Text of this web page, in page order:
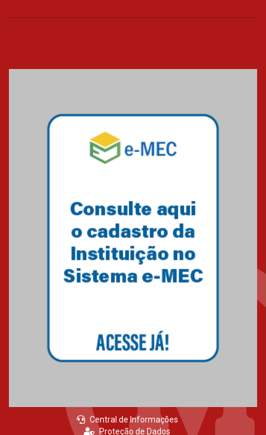
os funcionários
07.11.2024
Equipe de saltos ornamentais
do Mackenzie Brasília
Gravação do projeto “Mais de
31 mil vozes com a Palavra” é
realizado no Colégio
Mackenzie Brasília
25.10.2024
Brasília conquistam medalhas
em importantes competições
de Matemática
04.10.2024
Central de Informações
Proteção de Dados